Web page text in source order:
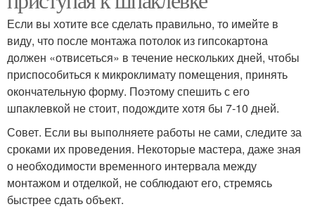
Если вы хотите все сделать правильно, то имейте в
виду, что после монтажа потолок из гипсокартона
должен «отвисеться» в течение нескольких дней, чтобы
приспособиться к микроклимату помещения, принять
окончательную форму. Поэтому спешить с его
шпаклевкой не стоит, подождите хотя бы 7-10 дней.
Совет. Если вы выполняете работы не сами, следите за
сроками их проведения. Некоторые мастера, даже зная
о необходимости временного интервала между
монтажом и отделкой, не соблюдают его, стремясь
быстрее сдать объект.